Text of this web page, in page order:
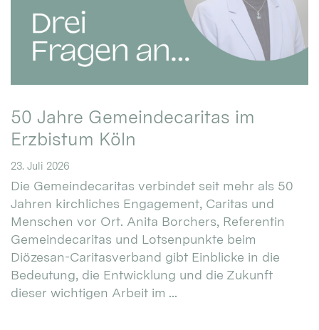
50 Jahre Gemeindecaritas im
Erzbistum Köln
23. Juli 2026
Die Gemeindecaritas verbindet seit mehr als 50
Jahren kirchliches Engagement, Caritas und
Menschen vor Ort. Anita Borchers, Referentin
Gemeindecaritas und Lotsenpunkte beim
Diözesan-Caritasverband gibt Einblicke in die
Bedeutung, die Entwicklung und die Zukunft
dieser wichtigen Arbeit im ...